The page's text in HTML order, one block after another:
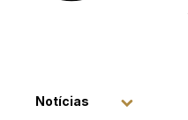
Notícias